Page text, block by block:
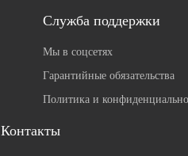
Служба поддержки
Мы в соцсетях
Гарантийные обязательства
Политика и
Контакты